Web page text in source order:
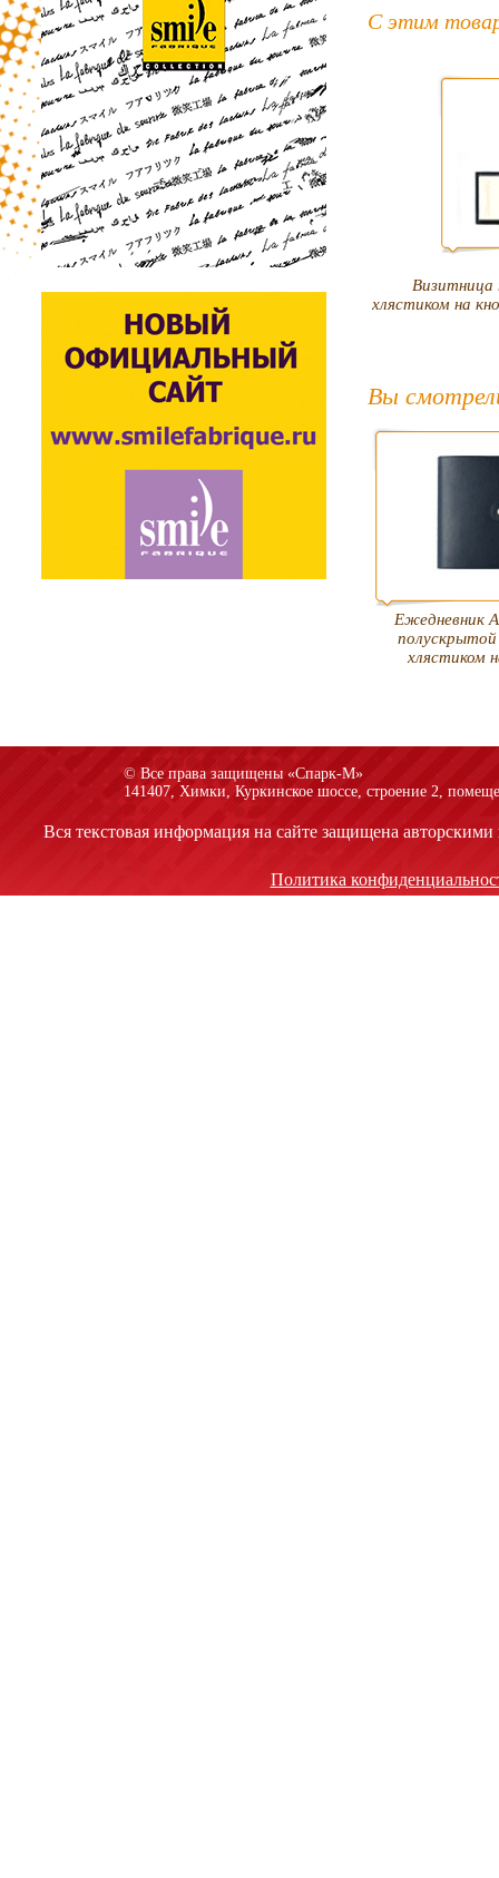
С этим
Визитница
хлястиком на
Вы
Ежедневник
хлястиком
© Все права защищены «Спарк-M»
141407, Химки, Куркинское шоссе, строение 2,
Вся текстовая информация на сайте защищена
Политика